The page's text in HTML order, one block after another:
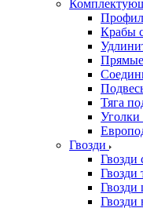
Крабы
Тяга
Уголки
Гвозди
Гвозди
Гвозди
Гвозди